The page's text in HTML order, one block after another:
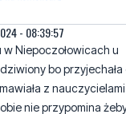
z
nie przypomina
z wysokiego
że PO teczówke
itp rzeczy. Czasy